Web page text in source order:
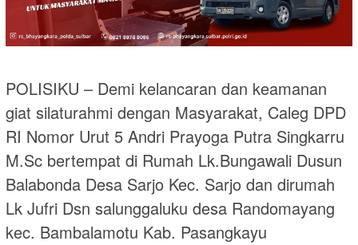
POLISIKU – Demi kelancaran dan keamanan
giat silaturahmi dengan Masyarakat, Caleg DPD
RI Nomor Urut 5 Andri Prayoga Putra Singkarru
M.Sc bertempat di Rumah Lk.Bungawali Dusun
Balabonda Desa Sarjo Kec. Sarjo dan dirumah
Lk Jufri Dsn salunggaluku desa Randomayang
kec. Bambalamotu Kab. Pasangkayu